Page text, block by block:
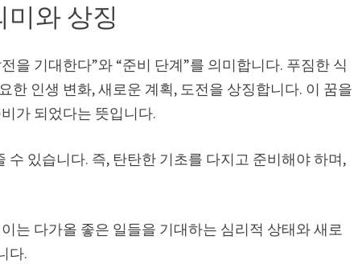
미와 상징
을 기대한다”와 “준비 단계”를 의미합니다. 푸짐한 식
한 인생 변화, 새로운 계획, 도전을 상징합니다. 이 꿈을
가 되었다는 뜻입니다.
있습니다. 즉, 탄탄한 기초를 다지고 준비해야 하며,
는 다가올 좋은 일들을 기대하는 심리적 상태와 새로
다.